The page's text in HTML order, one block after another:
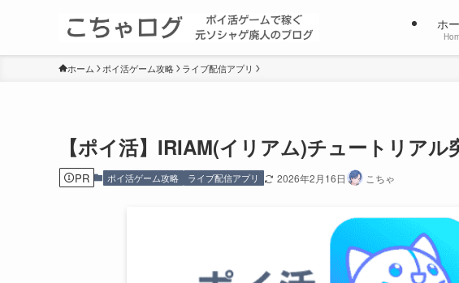
ホ
ホーム ポイ活ゲーム攻略 ライブ配信アプリ
【ポイ活】IRIAM(イリアム)チュートリアル
PR ポイ活ゲーム攻略 ライブ配信アプリ 2026年2月16日 こちゃ